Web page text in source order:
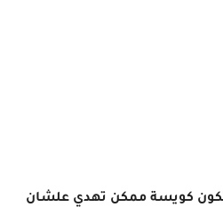
كويسة ممكن تهدي علشان